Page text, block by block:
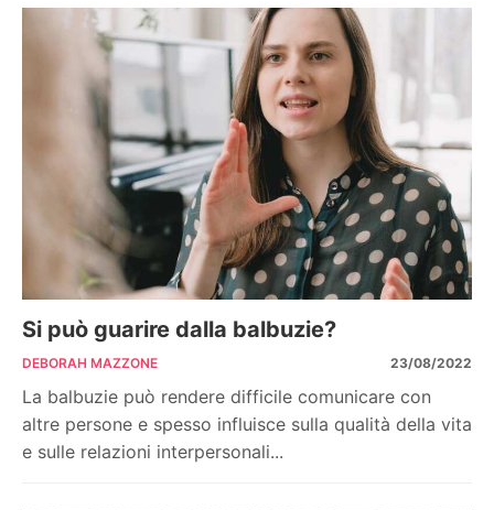
Si può guarire dalla balbuzie?
DEBORAH MAZZONE 23/08/2022
La balbuzie può rendere difficile comunicare con
altre persone e spesso influisce sulla qualità della vita
e sulle relazioni interpersonali...